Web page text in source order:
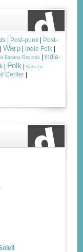
Post-punk
Post-
Warp indie Folk
Banana Records
indie-
Folk
Kara-Lis
Center